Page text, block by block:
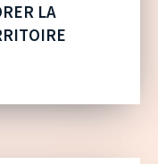
LA